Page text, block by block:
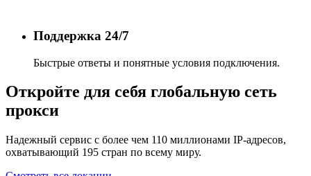
Поддержка 24/7
Быстрые ответы и понятные условия подключения.
Откройте для себя глобальную сеть
прокси
Надежный сервис с более чем 110 миллионами IP-адресов,
охватывающий 195 стран по всему миру.